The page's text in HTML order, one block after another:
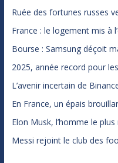
Ruée des fortunes russes
France : le logement mis à
Bourse : Samsung déçoit
2025, année record pour
L’avenir incertain de
En France, un épais
Elon Musk, l’homme le
Messi rejoint le club des